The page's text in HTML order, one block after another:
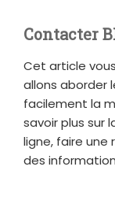
Contacter
Cet article
allons aborder
facilement la
savoir plus sur
ligne, faire
des